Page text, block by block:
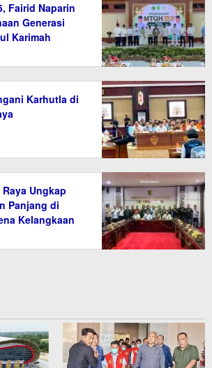
Fairid Naparin
Generasi
Karimah
Karhutla di
Ungkap
Panjang di
Kelangkaan